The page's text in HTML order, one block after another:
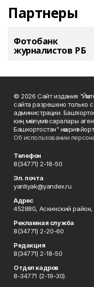
Партнеры
Фотобанк
журналистов РБ
© 2026 Сайт издания
сайта разрешено только
администрации.
киң мәғлүмәт саралары
Башкортостан" нәшриәт
Об использовании
Телефон
8(34771) 2-18-50
Эл. почта
yantiyak@yandex.ru
Адрес
452880, Аскинский
Рекламная служба
8(34771) 2-20-60
Редакция
8(34771) 2-18-50
Отдел кадров
8-34771 (2-19-30)